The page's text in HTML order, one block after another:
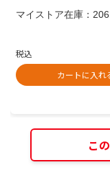
マイストア在庫：
税込
カートに入れ
こ